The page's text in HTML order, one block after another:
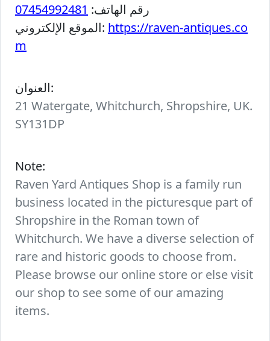
رقم الهاتف: 07454992481
الموقع الإلكتروني: https://raven-antiques.co
m
العنوان:
21 Watergate, Whitchurch, Shropshire, UK.
SY131DP
Note:
Raven Yard Antiques Shop is a family run
business located in the picturesque part of
Shropshire in the Roman town of
Whitchurch. We have a diverse selection of
rare and historic goods to choose from.
Please browse our online store or else visit
our shop to see some of our amazing
items.